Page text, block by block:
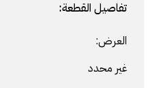
تفاصيل القطعة:
العرض:
غير محدد